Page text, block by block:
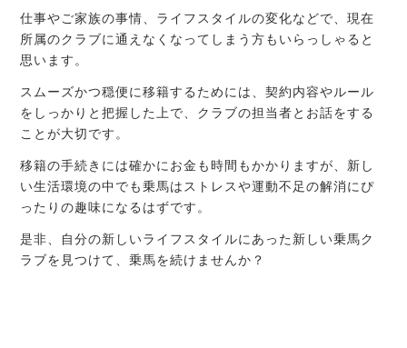
仕事やご家族の事情、ライフスタイルの変化などで、現在
所属のクラブに通えなくなってしまう方もいらっしゃると
思います。
スムーズかつ穏便に移籍するためには、契約内容やルール
をしっかりと把握した上で、クラブの担当者とお話をする
ことが大切です。
移籍の手続きには確かにお金も時間もかかりますが、新し
い生活環境の中でも乗馬はストレスや運動不足の解消にぴ
ったりの趣味になるはずです。
是非、自分の新しいライフスタイルにあった新しい乗馬ク
ラブを見つけて、乗馬を続けませんか？